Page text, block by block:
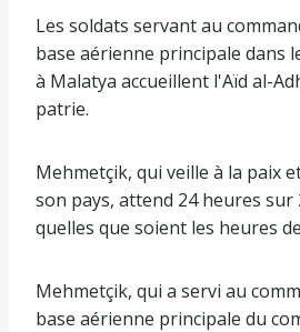
Les soldats servant au
base aérienne principale dans
à Malatya accueillent l'Aïd al-
patrie.
Mehmetçik, qui veille à la paix
son pays, attend 24 heures sur
quelles que soient les heures
Mehmetçik, qui a servi au
base aérienne principale du